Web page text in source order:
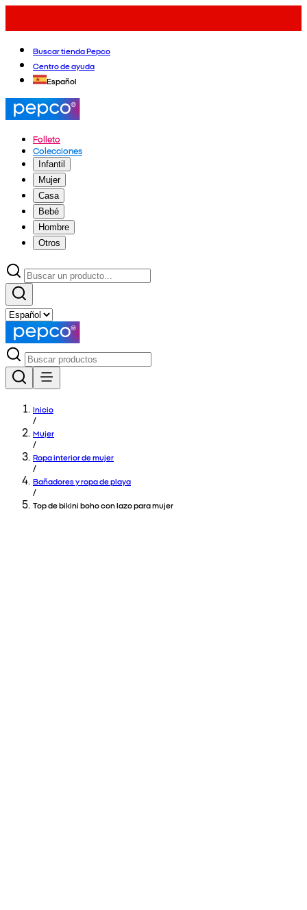
Buscar tienda Pepco
Centro de ayuda
Español
Folleto
Colecciones
Infantil
Mujer
Casa
Bebé
Hombre
Otros
Inicio
/
Mujer
/
Ropa interior de mujer
/
Bañadores y ropa de playa
/
Top de bikini boho con lazo para mujer